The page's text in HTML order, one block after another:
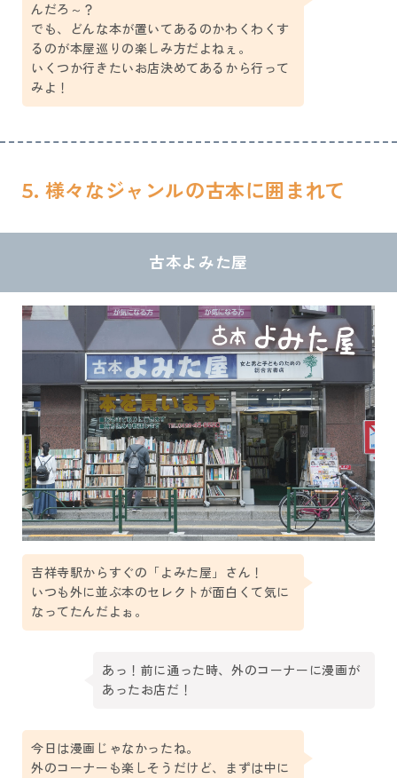
んだろ～？
でも、どんな本が置いてあるのかわくわくす
るのが本屋巡りの楽しみ方だよねぇ。
いくつか行きたいお店決めてあるから行って
みよ！
5. 様々なジャンルの古本に囲まれて
古本よみた屋
吉祥寺駅からすぐの「よみた屋」さん！
いつも外に並ぶ本のセレクトが面白くて気に
なってたんだよぉ。
あっ！前に通った時、外のコーナーに漫画が
あったお店だ！
今日は漫画じゃなかったね。
外のコーナーも楽しそうだけど、まずは中に